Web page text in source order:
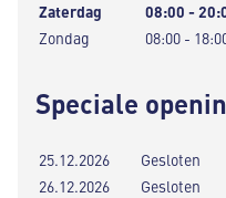
Zaterdag
08:00 -
Zondag
08:00 -
Speciale
25.12.2026
Gesloten
26.12.2026
Gesloten